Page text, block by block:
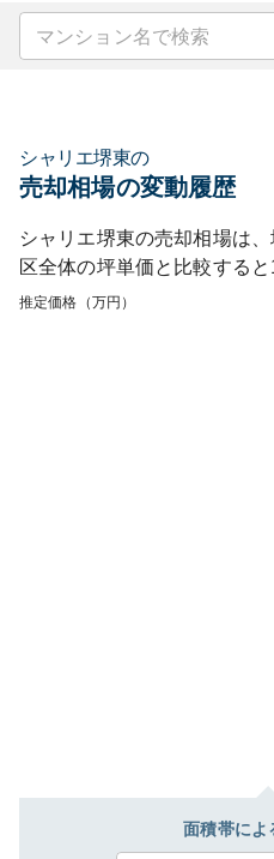
シャリエ堺東の
売却相場の変動履歴
シャリエ堺東の売却相場は、
区全体の坪単価と比較すると
推定価格（万円）
面積帯によ